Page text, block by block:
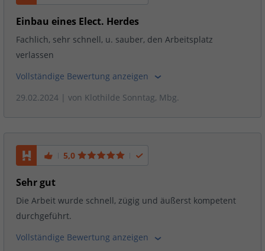
Einbau eines Elect. Herdes
Fachlich, sehr schnell, u. sauber, den Arbeitsplatz
verlassen
Vollständige Bewertung anzeigen
29.02.2024 | von Klothilde Sonntag, Mbg.
5,0
Sehr gut
Die Arbeit wurde schnell, zügig und äußerst kompetent
durchgeführt.
Vollständige Bewertung anzeigen